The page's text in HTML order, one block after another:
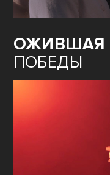
ОЖИВШАЯ
ПОБЕДЫ